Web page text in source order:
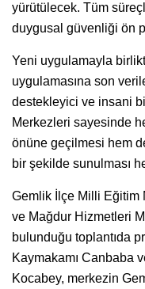
yürütülecek. Tüm
duygusal güvenliği ön
Yeni uygulamayla
uygulamasına son
destekleyici ve insani
Merkezleri sayesinde
önüne geçilmesi hem
bir şekilde sunulması
Gemlik İlçe Milli Eğitim
ve Mağdur Hizmetleri
bulunduğu toplantıda
Kaymakamı Canbaba
Kocabey, merkezin